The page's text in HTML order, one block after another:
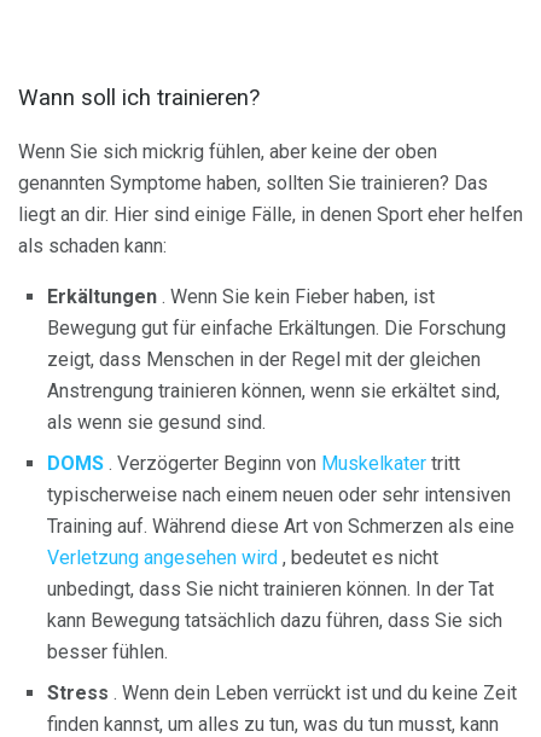
Wann soll ich trainieren?
Wenn Sie sich mickrig fühlen, aber keine der oben
genannten Symptome haben, sollten Sie trainieren? Das
liegt an dir. Hier sind einige Fälle, in denen Sport eher helfen
als schaden kann:
Erkältungen . Wenn Sie kein Fieber haben, ist
Bewegung gut für einfache Erkältungen. Die Forschung
zeigt, dass Menschen in der Regel mit der gleichen
Anstrengung trainieren können, wenn sie erkältet sind,
als wenn sie gesund sind.
DOMS . Verzögerter Beginn von Muskelkater tritt
typischerweise nach einem neuen oder sehr intensiven
Training auf. Während diese Art von Schmerzen als eine
Verletzung angesehen wird , bedeutet es nicht
unbedingt, dass Sie nicht trainieren können. In der Tat
kann Bewegung tatsächlich dazu führen, dass Sie sich
besser fühlen.
Stress . Wenn dein Leben verrückt ist und du keine Zeit
finden kannst, um alles zu tun, was du tun musst, kann